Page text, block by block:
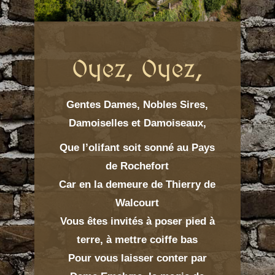
Oyez, Oyez,
Gentes Dames, Nobles Sires,
Damoiselles et Damoiseaux,
Que l’olifant soit sonné au Pays
de Rochefort
Car en la demeure de Thierry de
Walcourt
Vous êtes invités à poser pied à
terre, à mettre coiffe bas
Pour vous laisser conter par